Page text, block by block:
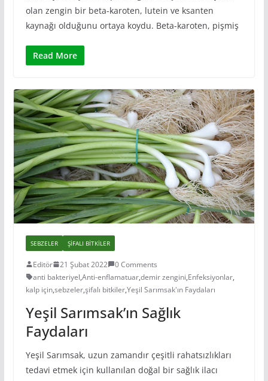
olan zengin bir beta-karoten, lutein ve ksanten
kaynağı olduğunu ortaya koydu. Beta-karoten, pişmiş
Read More
SEBZELER ŞIFALI BITKILER
Editör 21 Şubat 2022
0 Comments
anti bakteriyel,Anti-enflamatuar,demir zengini,Enfeksiyonlar,
kalp için,sebzeler,şifalı bitkiler,Yeşil Sarımsak'ın Faydaları
Yeşil Sarımsak’ın Sağlık
Faydaları
Yeşil Sarımsak, uzun zamandır çeşitli rahatsızlıkları
tedavi etmek için kullanılan doğal bir sağlık ilacı